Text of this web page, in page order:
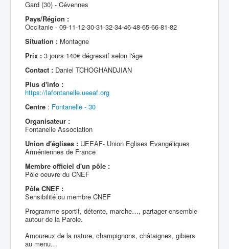
Gard (30) - Cévennes
Pays/Région :
Occitanie - 09-11-12-30-31-32-34-46-48-65-66-81-82
Situation : Montagne
Prix : 3 jours 140€ dégressif selon l'âge
Contact : Daniel TCHOGHANDJIAN
Plus d'info :
https://lafontanelle.ueeaf.org
Centre : Fontanelle - 30
Organisateur :
Fontanelle Association
Union d'églises : UEEAF- Union Eglises Evangéliques
Arméniennes de France
Membre officiel d'un pôle :
Pôle oeuvre du CNEF
Pôle CNEF :
Sensibilité ou membre CNEF
Programme sportif, détente, marche…, partager ensemble
autour de la Parole.
Amoureux de la nature, champignons, châtaignes, gibiers
au menu…